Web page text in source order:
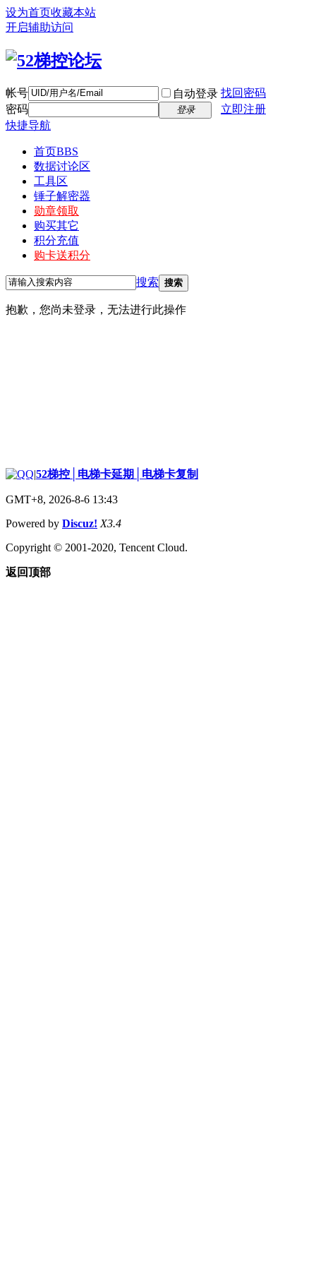
设为首页收藏本站
开启辅助访问
帐号 自动登录 找回密码
密码
登录
立即注册
快捷导航
首页BBS
数据讨论区
工具区
锤子解密器
勋章领取
购买其它
积分充值
购卡送积分
搜索 搜索
抱歉，您尚未登录，无法进行此操作
|52梯控│电梯卡延期│电梯卡复制
GMT+8, 2026-8-6 13:43
Powered by Discuz! X3.4
Copyright © 2001-2020, Tencent Cloud.
返回顶部